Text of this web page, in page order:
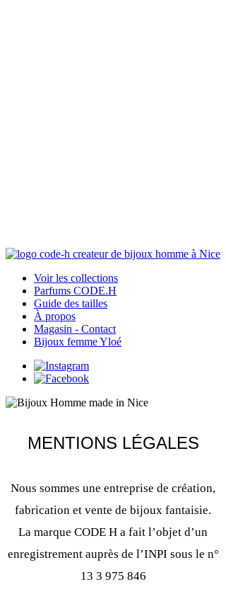
Voir les collections
Parfums CODE.H
Guide des tailles
À propos
Magasin - Contact
Bijoux femme Yloé
MENTIONS LÉGALES
Nous sommes une entreprise de création,
fabrication et vente de bijoux fantaisie.
La marque CODE H a fait l’objet d’un
enregistrement auprès de l’INPI sous le n°
13 3 975 846